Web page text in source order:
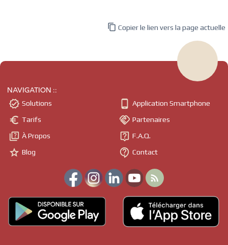
 Copier le lien vers la page actuelle
NAVIGATION ::
 Solutions
 Tarifs
 À Propos
 Blog
 Application Smartphone
 Partenaires
 F.A.Q.
 Contact
